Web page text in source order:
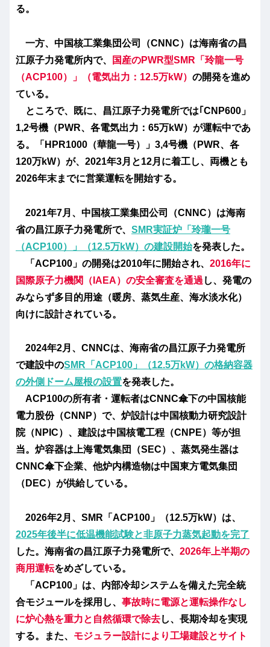
る。
一方、中国核工業集団公司（CNNC）は海南省の昌
江原子力発電所内で、
国産のPWR型SMR「玲龍一号
（ACP100）」（電気出力：12.5万kW） の開発を進め
ている。
ところで、既に、昌江原子力発電所では｢CNP600」
1,2号機（PWR、各電気出力：65万kW）が運転中であ
る。「HPR1000（華龍一号）」3,4号機（PWR、各
120万kW）が、2021年3月と12月に着工し、両機とも
2026年末までに営業運転を開始する。
2021年7月、中国核工業集団公司（CNNC）は海南
省の昌江原子力発電所で、 SMR実証炉「玲瓏一号
（ACP100）」（12.5万kW）の建設開始を発表した。
「ACP100」の開発は2010年に開始され、 2016年に
国際原子力機関（IAEA）の安全審査を通過 し、発電の
みならず多目的用途（暖房、蒸気生産、海水淡水化）
向けに設計されている。
2024年2月、CNNCは、海南省の昌江原子力発電所
で建設中のSMR「ACP100」（12.5万kW）の格納容器
の外側ドーム屋根の設置を発表した。
ACP100の所有者・運転者はCNNC傘下の中国核能
電力股份（CNNP）で、炉設計は中国核動力研究設計
院（NPIC）、建設は中国核電工程（CNPE）等が担
当。炉容器は上海電気集団（SEC）、蒸気発生器は
CNNC傘下企業、他炉内構造物は中国東方電気集団
（DEC）が供給している。
2026年2月、SMR「ACP100」（12.5万kW）は、
2025年後半に低温機能試験と非原子力蒸気起動を完了
した。海南省の昌江原子力発電所で、 2026年上半期の
商用運転をめざしている。
「ACP100」は、内部冷却システムを備えた完全統
合モジュールを採用し、 事故時に電源と運転操作なし
に炉心熱を重力と自然循環で除去し、長期冷却を実現
する。また、 モジュラー設計により工場建設とサイト